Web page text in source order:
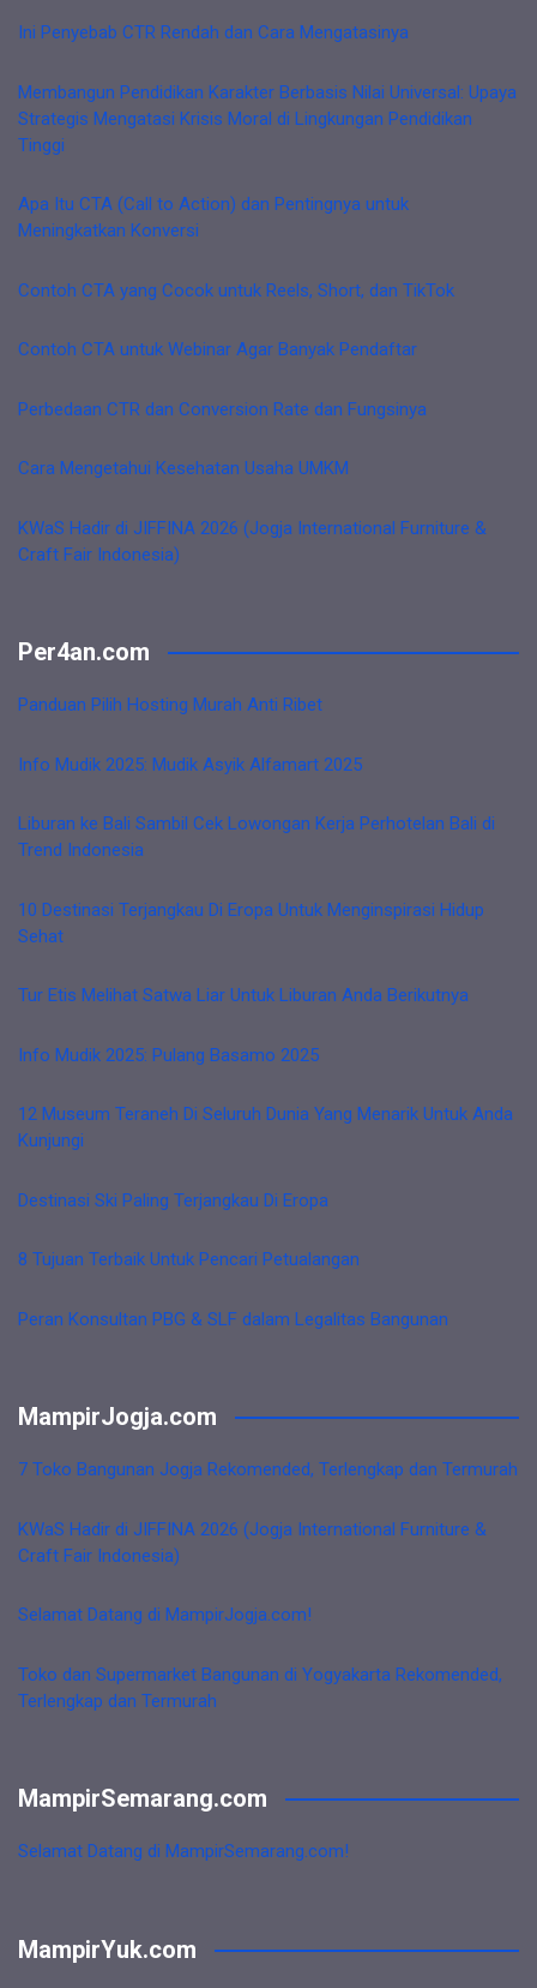
Ini Penyebab CTR Rendah dan Cara Mengatasinya
Membangun Pendidikan Karakter Berbasis Nilai Universal: Upaya
Strategis Mengatasi Krisis Moral di Lingkungan Pendidikan
Tinggi
Apa Itu CTA (Call to Action) dan Pentingnya untuk
Meningkatkan Konversi
Contoh CTA yang Cocok untuk Reels, Short, dan TikTok
Contoh CTA untuk Webinar Agar Banyak Pendaftar
Perbedaan CTR dan Conversion Rate dan Fungsinya
Cara Mengetahui Kesehatan Usaha UMKM
KWaS Hadir di JIFFINA 2026 (Jogja International Furniture &
Craft Fair Indonesia)
Per4an.com
Panduan Pilih Hosting Murah Anti Ribet
Info Mudik 2025: Mudik Asyik Alfamart 2025
Liburan ke Bali Sambil Cek Lowongan Kerja Perhotelan Bali di
Trend Indonesia
10 Destinasi Terjangkau Di Eropa Untuk Menginspirasi Hidup
Sehat
Tur Etis Melihat Satwa Liar Untuk Liburan Anda Berikutnya
Info Mudik 2025: Pulang Basamo 2025
12 Museum Teraneh Di Seluruh Dunia Yang Menarik Untuk Anda
Kunjungi
Destinasi Ski Paling Terjangkau Di Eropa
8 Tujuan Terbaik Untuk Pencari Petualangan
Peran Konsultan PBG & SLF dalam Legalitas Bangunan
MampirJogja.com
7 Toko Bangunan Jogja Rekomended, Terlengkap dan Termurah
KWaS Hadir di JIFFINA 2026 (Jogja International Furniture &
Craft Fair Indonesia)
Selamat Datang di MampirJogja.com!
Toko dan Supermarket Bangunan di Yogyakarta Rekomended,
Terlengkap dan Termurah
MampirSemarang.com
Selamat Datang di MampirSemarang.com!
MampirYuk.com